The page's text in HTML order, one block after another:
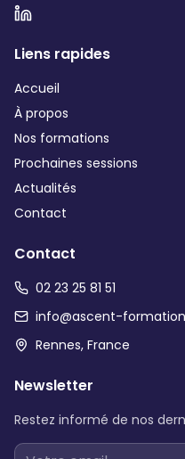
Liens rapides
Accueil
À propos
Nos formations
Prochaines sessions
Actualités
Contact
Contact
02 23 25 81 51
info@ascent-
Rennes, France
Newsletter
Restez informé de nos